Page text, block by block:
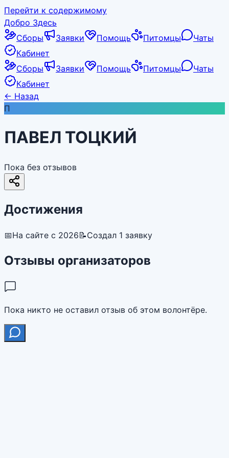
Перейти к содержимому
Добро Здесь
Сборы
Заявки Помощь Питомцы
Чаты
Кабинет
Сборы
Заявки Помощь Питомцы
Чаты
Кабинет
← Назад
П
ПАВЕЛ ТОЦКИЙ
Пока без отзывов
Достижения
📅На сайте с 2026📝Создал 1 заявку
Отзывы организаторов
Пока никто не оставил отзыв об этом волонтёре.